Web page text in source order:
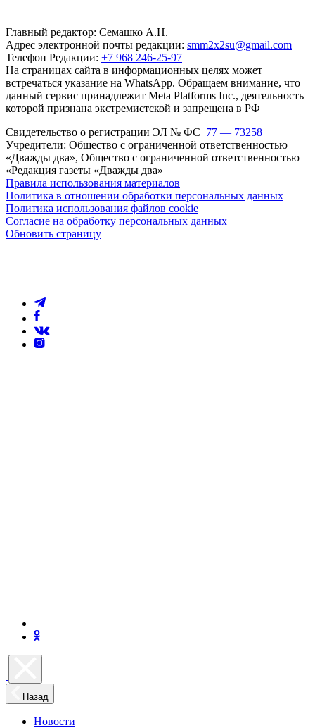
Главный редактор: Семашко А.Н.
Адрес электронной почты редакции: smm2x2su@gmail.com
Телефон Редакции: +7 968 246-25-97
На страницах сайта в информационных целях может
встречаться указание на WhatsApp. Обращаем внимание, что
данный сервис принадлежит Meta Platforms Inc., деятельность
которой признана экстремистской и запрещена в РФ
Свидетельство о регистрации ЭЛ № ФС 77 — 73258
Учредители: Общество с ограниченной ответственностью
«Дважды два», Общество с ограниченной ответственностью
«Редакция газеты «Дважды два»
Правила использования материалов
Политика в отношении обработки персональных данных
Политика использования файлов cookie
Согласие на обработку персональных данных
Обновить страницу
Назад
Новости